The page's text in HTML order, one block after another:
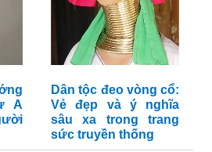
A
Dân tộc đeo vòng cổ:
Vẻ đẹp và ý nghĩa
sâu xa trong trang
sức truyền thống